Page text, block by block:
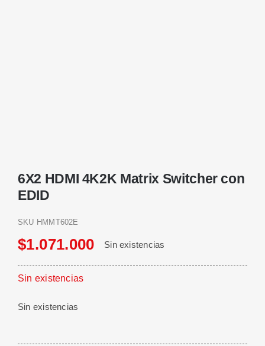
6X2 HDMI 4K2K Matrix Switcher con
EDID
SKU HMMT602E
$1.071.000 Sin existencias
Sin existencias
Sin existencias